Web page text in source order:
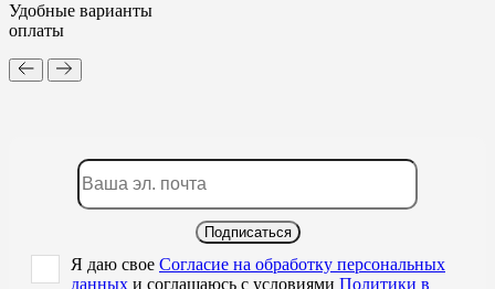
Удобные варианты
оплаты
Подписаться
Я даю свое Согласие на обработку персональных
данных и соглашаюсь с условиями Политики в